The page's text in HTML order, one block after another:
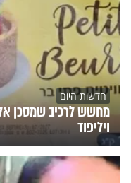
חדשות היום
מחשש לרכיב שמסכן
ויליפוד